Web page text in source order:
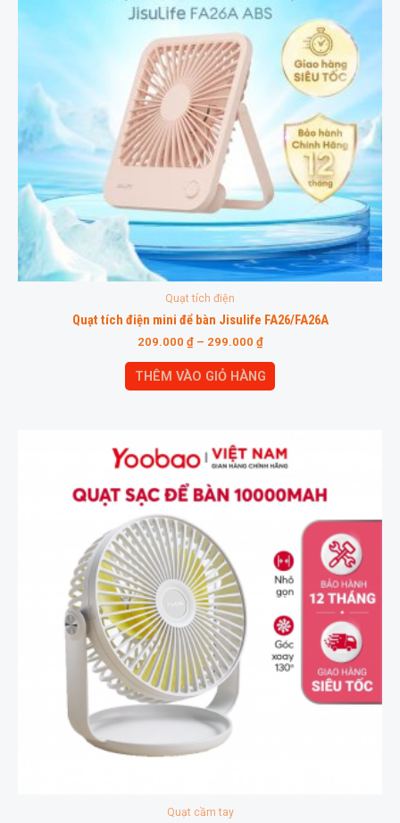
Quạt tích điện
Quạt tích điện mini để bàn Jisulife FA26/FA26A
209.000 ₫– 299.000 ₫
THÊM VÀO GIỎ HÀNG
Quạt cầm tay